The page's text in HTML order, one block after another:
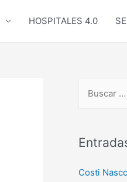
HOSPITALES 4.0
c
rCosti